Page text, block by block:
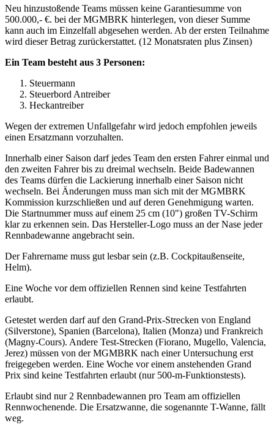
Neu hinzustoßende Teams müssen keine Garantiesumme von
500.000,- €. bei der MGMBRK hinterlegen, von dieser Summe
kann auch im Einzelfall abgesehen werden. Ab der ersten Teilnahme
wird dieser Betrag zurückerstattet. (12 Monatsraten plus Zinsen)
Ein Team besteht aus 3 Personen:
Steuermann
Steuerbord Antreiber
Heckantreiber
Wegen der extremen Unfallgefahr wird jedoch empfohlen jeweils
einen Ersatzmann vorzuhalten.
Innerhalb einer Saison darf jedes Team den ersten Fahrer einmal und
den zweiten Fahrer bis zu dreimal wechseln. Beide Badewannen
des Teams dürfen die Lackierung innerhalb einer Saison nicht
wechseln. Bei Änderungen muss man sich mit der MGMBRK
Kommission kurzschließen und auf deren Genehmigung warten.
Die Startnummer muss auf einem 25 cm (10") großen TV-Schirm
klar zu erkennen sein. Das Hersteller-Logo muss an der Nase jeder
Rennbadewanne angebracht sein.
Der Fahrername muss gut lesbar sein (z.B. Cockpitaußenseite,
Helm).
Eine Woche vor dem offiziellen Rennen sind keine Testfahrten
erlaubt.
Getestet werden darf auf den Grand-Prix-Strecken von England
(Silverstone), Spanien (Barcelona), Italien (Monza) und Frankreich
(Magny-Cours). Andere Test-Strecken (Fiorano, Mugello, Valencia,
Jerez) müssen von der MGMBRK nach einer Untersuchung erst
freigegeben werden. Eine Woche vor einem anstehenden Grand
Prix sind keine Testfahrten erlaubt (nur 500-m-Funktionstests).
Erlaubt sind nur 2 Rennbadewannen pro Team am offiziellen
Rennwochenende. Die Ersatzwanne, die sogenannte T-Wanne, fällt
weg.